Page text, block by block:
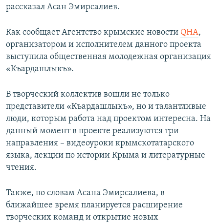
рассказал Асан Эмирсалиев.
Как сообщает Агентство крымские новости QHA,
организатором и исполнителем данного проекта
выступила общественная молодежная организация
«Къардашлыкъ».
В творческий коллектив вошли не только
представители «Къардашлыкъ», но и талантливые
люди, которым работа над проектом интересна. На
данный момент в проекте реализуются три
направления – видеоуроки крымскотатарского
языка, лекции по истории Крыма и литературные
чтения.
Также, по словам Асана Эмирсалиева, в
ближайшее время планируется расширение
творческих команд и открытие новых